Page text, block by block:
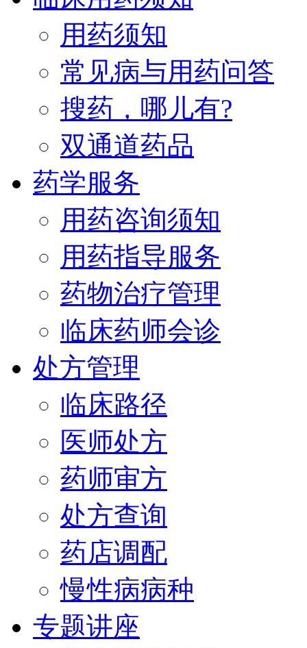
用药须知
常见病与用药问答
搜药，哪儿有?
双通道药品
药学服务
用药咨询须知
用药指导服务
药物治疗管理
临床药师会诊
处方管理
临床路径
医师处方
药师审方
处方查询
药店调配
慢性病病种
专题讲座